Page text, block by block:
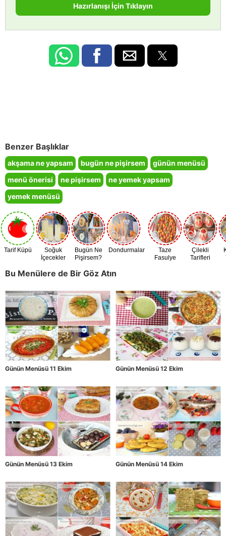
Hazırlanışı İçin Tıklayın
Benzer Başlıklar
akşama ne yapsam bugün ne pişirsem
günün menüsü
menü önerisi
ne pişirsem
ne yemek yapsam
yemek menüsü
Tarif Küpü
Soğuk
İçecekler
Bugün Ne
Pişirsem?
Dondurmalar
Taze
Fasulye
Çilekli
Tarifleri
Bu Menülere de Bir Göz Atın
Günün Menüsü 11 Ekim Günün Menüsü 12 Ekim
Günün Menüsü 13 Ekim Günün Menüsü 14 Ekim